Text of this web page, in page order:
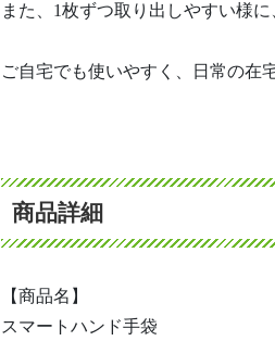
また、1枚ずつ取り出しやすい様
ご自宅でも使いやすく、日常の在
商品詳細
【商品名】
スマートハンド手袋